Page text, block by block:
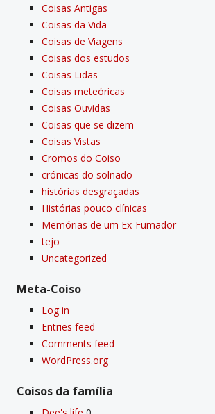
Coisas Antigas
Coisas da Vida
Coisas de Viagens
Coisas dos estudos
Coisas Lidas
Coisas meteóricas
Coisas Ouvidas
Coisas que se dizem
Coisas Vistas
Cromos do Coiso
crónicas do solnado
histórias desgraçadas
Histórias pouco clí­nicas
Memórias de um Ex-Fumador
tejo
Uncategorized
Meta-Coiso
Log in
Entries feed
Comments feed
WordPress.org
Coisos da famí­lia